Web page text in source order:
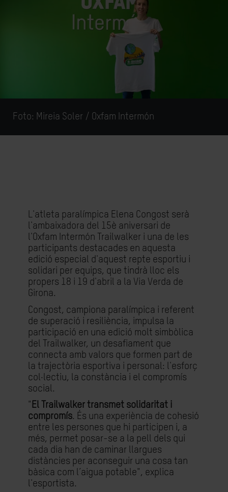
Foto: Mireia Soler / Oxfam Intermón
L'atleta paralímpica Elena Congost serà
l'ambaixadora del 15è aniversari de
l'Oxfam Intermón Trailwalker i una de les
participants destacades en aquesta
edició especial d'aquest repte esportiu i
solidari per equips, que tindrà lloc els
propers 18 i 19 d'abril a la Via Verda de
Girona.
Congost, campiona paralímpica i referent
de superació i resiliència, impulsa la
participació en una edició molt simbòlica
del Trailwalker, un desafiament que
connecta amb valors que formen part de
la trajectòria esportiva i personal: l'esforç
col·lectiu, la constància i el compromís
social.
" El Trailwalker transmet solidaritat i
compromís. És una experiència de cohesió
entre les persones que hi participen i, a
més, permet posar-se a la pell dels qui
cada dia han de caminar llargues
distàncies per aconseguir una cosa tan
bàsica com l’aigua potable", explica
l'esportista.